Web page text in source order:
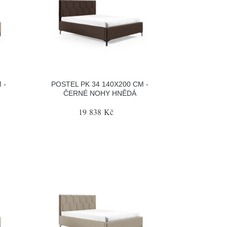
-
POSTEL PK 34 140X200 CM -
ČERNÉ NOHY HNĚDÁ
19 838 Kč